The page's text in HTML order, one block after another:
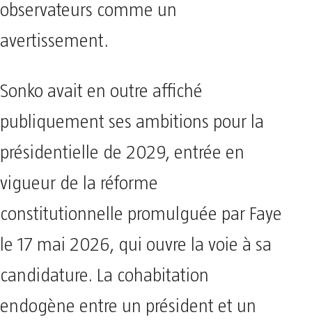
observateurs comme un
avertissement.
Sonko avait en outre affiché
publiquement ses ambitions pour la
présidentielle de 2029, entrée en
vigueur de la réforme
constitutionnelle promulguée par Faye
le 17 mai 2026, qui ouvre la voie à sa
candidature. La cohabitation
endogène entre un président et un